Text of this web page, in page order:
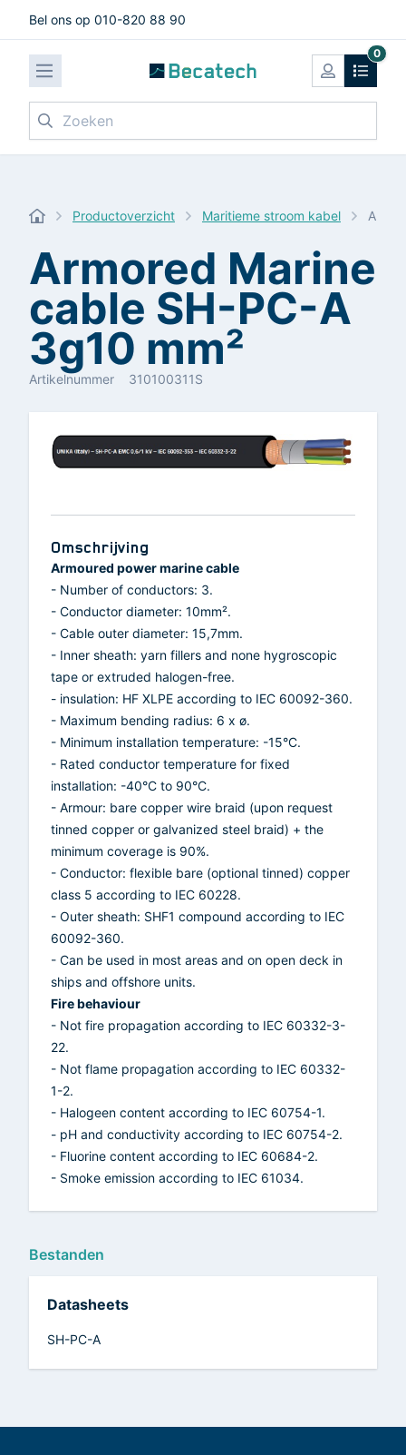
Bel ons op 010-820 88 90
0
Zoeken
Productoverzicht Maritieme stroom kabel
Armored Marine
cable SH-PC-A
3g10 mm²
Artikelnummer 310100311S
Omschrijving
Armoured power marine cable
- Number of conductors: 3.
- Conductor diameter: 10mm².
- Cable outer diameter: 15,7mm.
- Inner sheath: yarn fillers and none hygroscopic
tape or extruded halogen-free.
- insulation: HF XLPE according to IEC 60092-360.
- Maximum bending radius: 6 x ø.
- Minimum installation temperature: -15°C.
- Rated conductor temperature for fixed
installation: -40°C to 90°C.
- Armour: bare copper wire braid (upon request
tinned copper or galvanized steel braid) + the
minimum coverage is 90%.
- Conductor: flexible bare (optional tinned) copper
class 5 according to IEC 60228.
- Outer sheath: SHF1 compound according to IEC
60092-360.
- Can be used in most areas and on open deck in
ships and offshore units.
Fire behaviour
- Not fire propagation according to IEC 60332-3-
22.
- Not flame propagation according to IEC 60332-
1-2.
- Halogeen content according to IEC 60754-1.
- pH and conductivity according to IEC 60754-2.
- Fluorine content according to IEC 60684-2.
- Smoke emission according to IEC 61034.
Bestanden
Datasheets
SH-PC-A